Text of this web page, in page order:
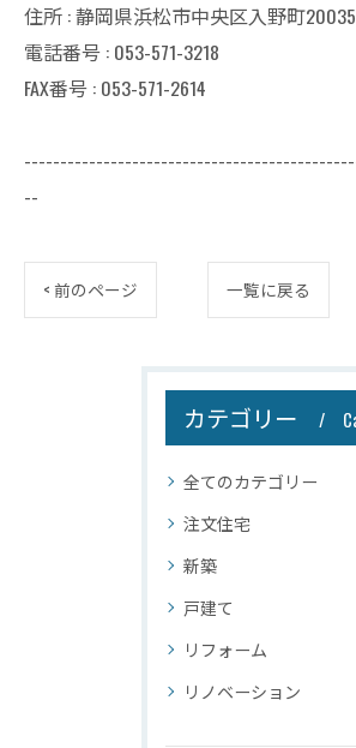
住所 : 静岡県浜松市中央区入野町
電話番号 : 053-571-3218
FAX番号 : 053-571-2614
--
< 前のページ 一覧に戻る
カテゴリー
全てのカテゴリー
注文住宅
新築
戸建て
リフォーム
リノベーション